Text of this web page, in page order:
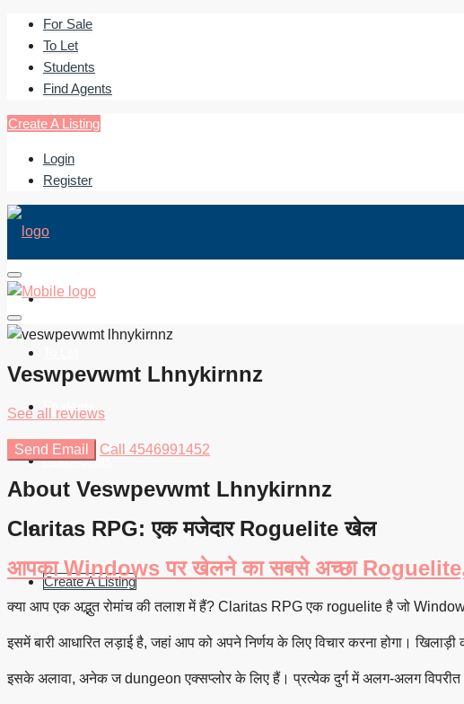
For Sale
To Let
Students
Find Agents
Create A Listing
Login
Register
For Sale
Students
Find Agents
Create A Listing
Veswpevwmt Lhnykirnnz
See all reviews
Send Email Call 4546991452
About Veswpevwmt Lhnykirnnz
Claritas RPG: एक मजेदार Roguelite खेल
आपका Windows पर खेलने का सबसे अच्छा
इसमें बारी आधारित लड़ाई है, जहां आप को अपने निर्णय के लिए विचार करना होगा।
इसके अलावा, अनेक ज dungeon एक्सप्लोर के लिए हैं। प्रत्येक दुर्ग में अलग-अलग विपरीत